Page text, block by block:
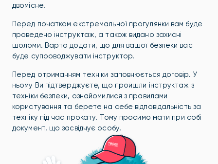
двомісне.
Перед початком екстремальної прогулянки вам буде
проведено інструктаж, а також видано захисні
шоломи. Варто додати, що для вашої безпеки вас
буде супроводжувати інструктор.
Перед отриманням техніки заповнюється договір. У
ньому Ви підтверджуєте, що пройшли інструктаж з
техніки безпеки, ознайомилися з правилами
користування та берете на себе відповідальність за
техніку під час прокату. Тому просимо мати при собі
документ, що засвідчує особу.